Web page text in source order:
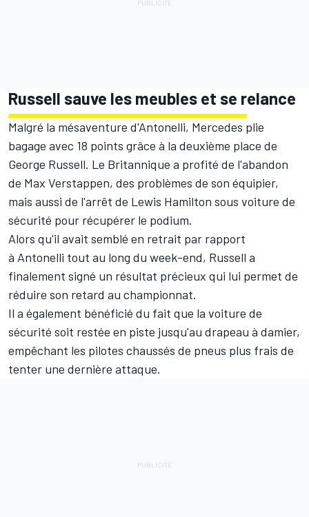
Russell sauve les meubles et se relance
Malgré la mésaventure d'Antonelli, Mercedes plie
bagage avec 18 points grâce à la deuxième place de
George Russell. Le Britannique a profité de l'abandon
de Max Verstappen, des problèmes de son équipier,
mais aussi de l'arrêt de Lewis Hamilton sous voiture de
sécurité pour récupérer le podium.
Alors qu'il avait semblé en retrait par rapport
à Antonelli tout au long du week-end, Russell a
finalement signé un résultat précieux qui lui permet de
réduire son retard au championnat.
Il a également bénéficié du fait que la voiture de
sécurité soit restée en piste jusqu'au drapeau à damier,
empêchant les pilotes chaussés de pneus plus frais de
tenter une dernière attaque.